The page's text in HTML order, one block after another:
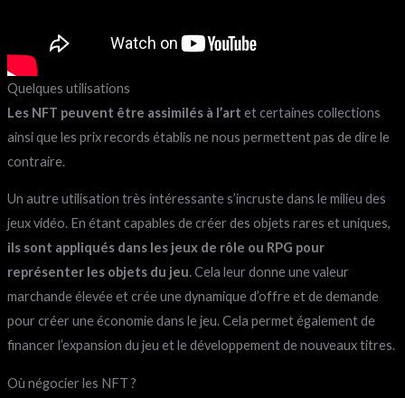
Quelques utilisations
Les NFT peuvent être assimilés à l’art et certaines collections
ainsi que les prix records établis ne nous permettent pas de dire le
contraire.
Un autre utilisation très intéressante s’incruste dans le milieu des
jeux vidéo. En étant capables de créer des objets rares et uniques,
ils sont appliqués dans les jeux de rôle ou RPG pour
représenter les objets du jeu. Cela leur donne une valeur
marchande élevée et crée une dynamique d’offre et de demande
pour créer une économie dans le jeu. Cela permet également de
financer l’expansion du jeu et le développement de nouveaux titres.
Où négocier les NFT ?